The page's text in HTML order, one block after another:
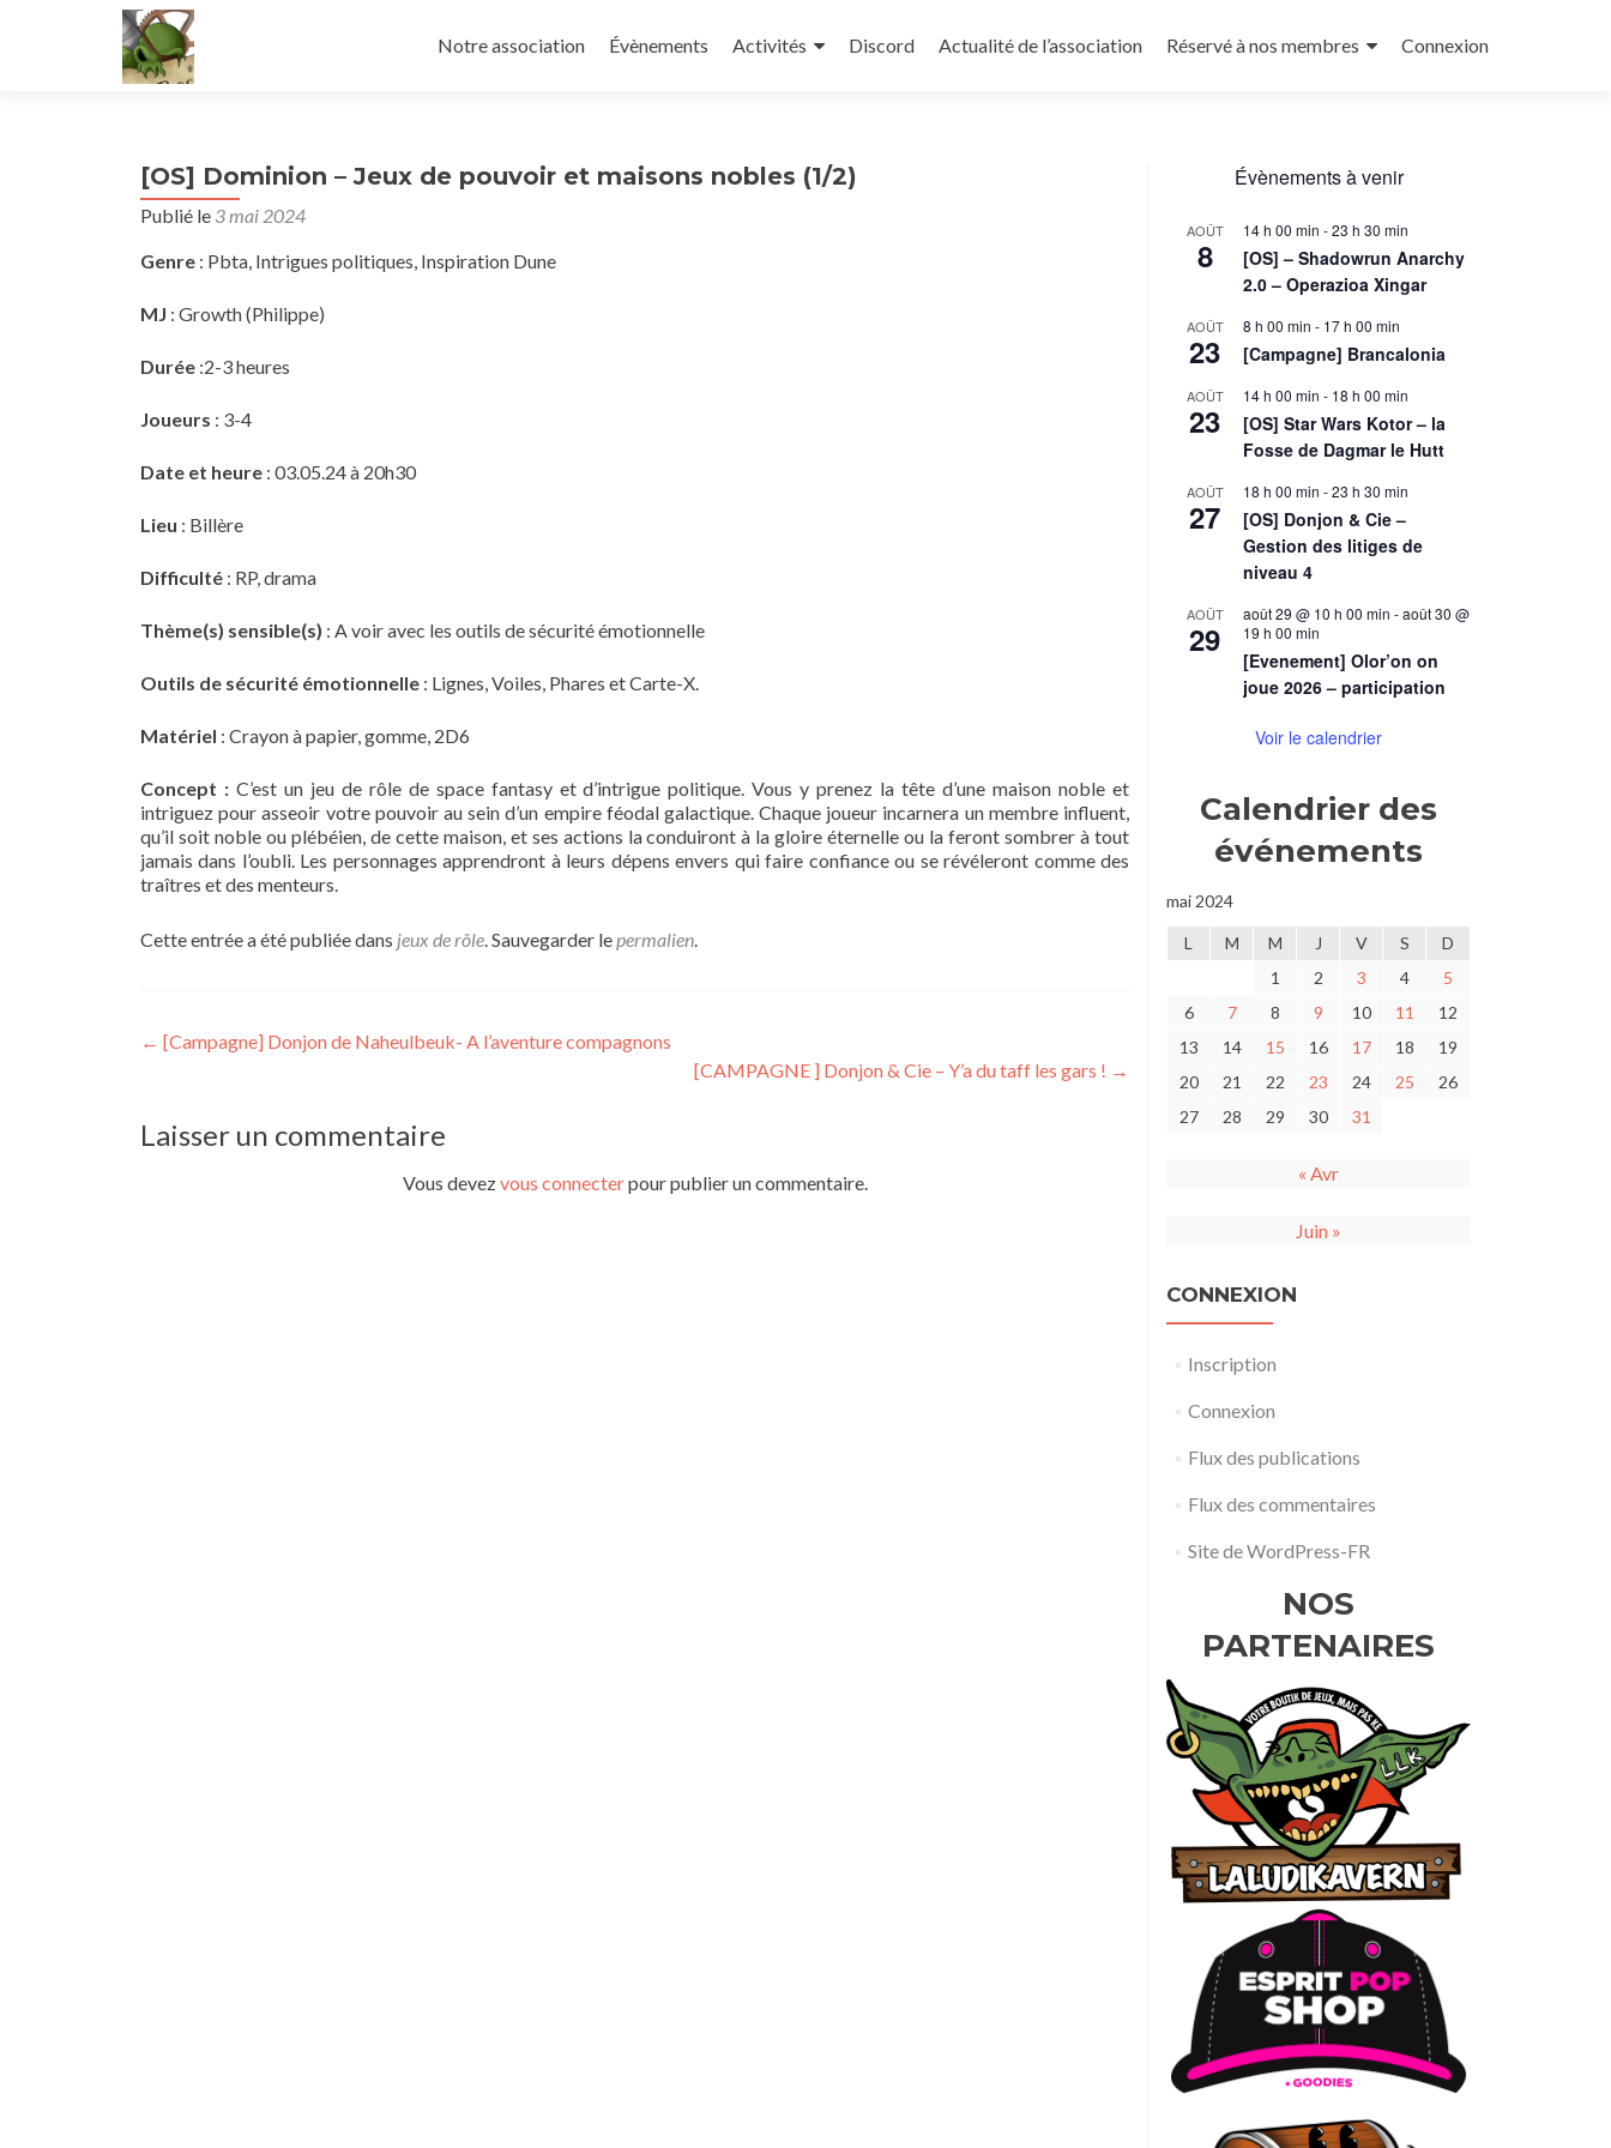
au
Notre association Évènements Activités Discord Actualité de l’association Réservé à nos membres Connexion
[OS] Dominion – Jeux de pouvoir et maisons nobles (1/2)
Publié le 3 mai 2024
Genre : Pbta, Intrigues politiques, Inspiration Dune
MJ : Growth (Philippe)
Durée :2-3 heures
Joueurs : 3-4
Date et heure : 03.05.24 à 20h30
Lieu : Billère
Difficulté : RP, drama
Thème(s) sensible(s) : A voir avec les outils de sécurité émotionnelle
Outils de sécurité émotionnelle : Lignes, Voiles, Phares et Carte-X.
Matériel : Crayon à papier, gomme, 2D6
Concept :C’est un jeu de rôle de space fantasy et d’intrigue politique. Vous y prenez la tête d’une maison noble et
intriguez pour asseoir votre pouvoir au sein d’un empire féodal galactique. Chaque joueur incarnera un membre influent,
qu’il soit noble ou plébéien, de cette maison, et ses actions la conduiront à la gloire éternelle ou la feront sombrer à tout
jamais dans l’oubli. Les personnages apprendront à leurs dépens envers qui faire confiance ou se révéleront comme des
traîtres et des menteurs.
Cette entrée a été publiée dans jeux de rôle. Sauvegarder lepermalien.
Navigation
l’article
← [Campagne] Donjon de Naheulbeuk- A l’aventure compagnons
[CAMPAGNE ] Donjon & Cie – Y’a du taff les gars ! →
Laisser un commentaire
Vous devezvous connecterpour publier un commentaire.
Évènements à venir
AOÛT
8
14 h 00 min -23 h 30 min
[OS] – Shadowrun Anarchy
2.0 – Operazioa Xingar
AOÛT
23
8 h 00 min - 17 h 00 min
[Campagne] Brancalonia
AOÛT
23
14 h 00 min - 18 h 00 min
[OS] Star Wars Kotor – la
Fosse de Dagmar le Hutt
AOÛT
27
18 h 00 min -23 h 30 min
[OS] Donjon & Cie –
Gestion des litiges de
niveau 4
AOÛT
29
août 29 @ 10 h 00 min -août 30 @
19 h 00 min
[Evenement] Olor’on on
joue 2026 – participation
Voir le calendrier
Calendrier des
événements
mai 2024
L M M J V S
D
1
2 3 4
5
6
7 8 9 10 11
12
13
14 15 16 17 18
19
20
21 22 23 24 25
26
27
28 29 30 31
« Avr
Juin »
CONNEXION
Inscription
Connexion
Flux des publications
Flux des commentaires
Site de WordPress-FR
NOS
PARTENAIRES